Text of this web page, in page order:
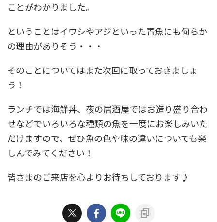
ことがわかりました。
ということはイワシやアジといった青魚にも何らか
の理由がありそう・・・
そのことについてはまた次回に取っておきましょ
う！
ランチでは海鮮丼、夜の居酒屋ではお造り盛り合わ
せなどでいろいろな種類の魚を一度にお楽しみいた
だけますので、ぜひ魚の色や味の違いについても楽
しんでみてください！
皆さまのご来店を心よりお待ちしております♪